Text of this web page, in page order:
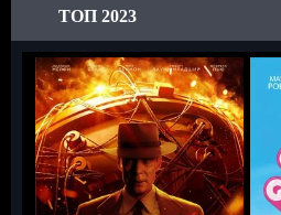
ТОП 2023